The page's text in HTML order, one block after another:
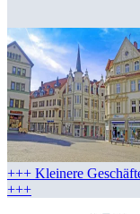
+++ Kleinere
+++